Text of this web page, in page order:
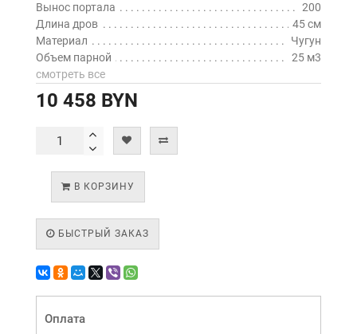
Вынос портала
200
Длина дров
45 см
Материал
Чугун
Объем парной
25 м3
смотреть все
10 458 BYN
В КОРЗИНУ
БЫСТРЫЙ ЗАКАЗ
Оплата